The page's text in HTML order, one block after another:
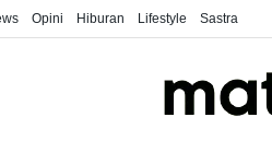
Opini Hiburan Lifestyle Sastra